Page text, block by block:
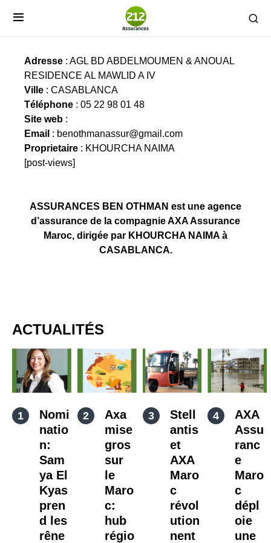
ASSURANCES BEN OTHMAN
Adresse : AGL BD ABDELMOUMEN & ANOUAL
RESIDENCE AL MAWLID A IV
Ville : CASABLANCA
Téléphone : 05 22 98 01 48
Site web :
Email : benothmanassur@gmail.com
Proprietaire : KHOURCHA NAIMA
[post-views]
ASSURANCES BEN OTHMAN est une agence
d’assurance de la compagnie AXA Assurance
Maroc, dirigée par KHOURCHA NAIMA à
CASABLANCA.
ACTUALITÉS
Nomi
natio
n:
Sam
ya El
Kyas
pren
d les
rêne
Axa
mise
gros
sur
le
Maro
c:
hub
régio
Stell
antis
et
AXA
Maro
c
révol
ution
nent
AXA
Assu
ranc
e
Maro
c
dépl
oie
une